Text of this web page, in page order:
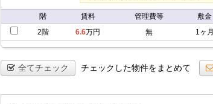
階 賃料 管理費等 敷金
2階
6.6万円 無 1ヶ月
全てチェック チェックした物件をまとめて